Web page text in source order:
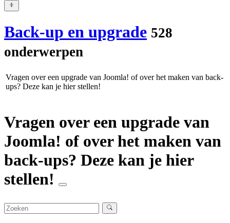
Back-up en upgrade 528
onderwerpen
Vragen over een upgrade van Joomla! of over het maken van back-
ups? Deze kan je hier stellen!
Vragen over een upgrade van
Joomla! of over het maken van
back-ups? Deze kan je hier
stellen!